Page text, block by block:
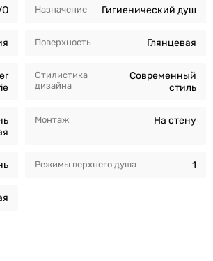
Назначение Гигиенический душ
Поверхность Глянцевая
Стилистика
дизайна
Современный
стиль
Монтаж На стену
Режимы верхнего душа 1